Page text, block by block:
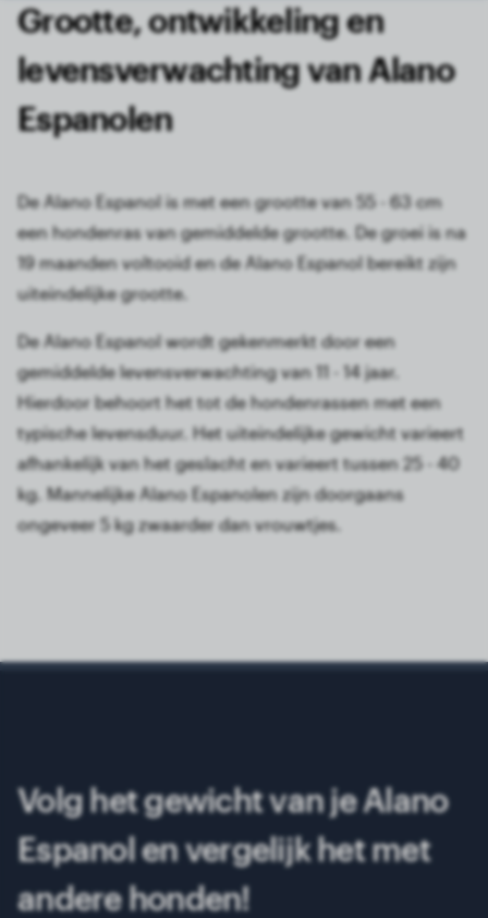
Grootte, ontwikkeling en
levensverwachting van Alano
Espanolen
De Alano Espanol is met een grootte van 55 - 63 cm
een hondenras van gemiddelde grootte. De groei is na
19 maanden voltooid en de Alano Espanol bereikt zijn
uiteindelijke grootte.
De Alano Espanol wordt gekenmerkt door een
gemiddelde levensverwachting van 11 - 14 jaar.
Hierdoor behoort het tot de hondenrassen met een
typische levensduur. Het uiteindelijke gewicht varieert
afhankelijk van het geslacht en varieert tussen 25 - 40
kg. Mannelijke Alano Espanolen zijn doorgaans
ongeveer 5 kg zwaarder dan vrouwtjes.
Volg het gewicht van je Alano
Espanol en vergelijk het met
andere honden!